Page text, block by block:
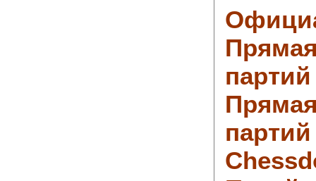
партий